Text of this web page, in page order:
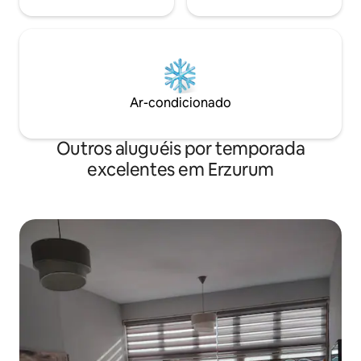
Ar-condicionado
Outros aluguéis por temporada
excelentes em Erzurum